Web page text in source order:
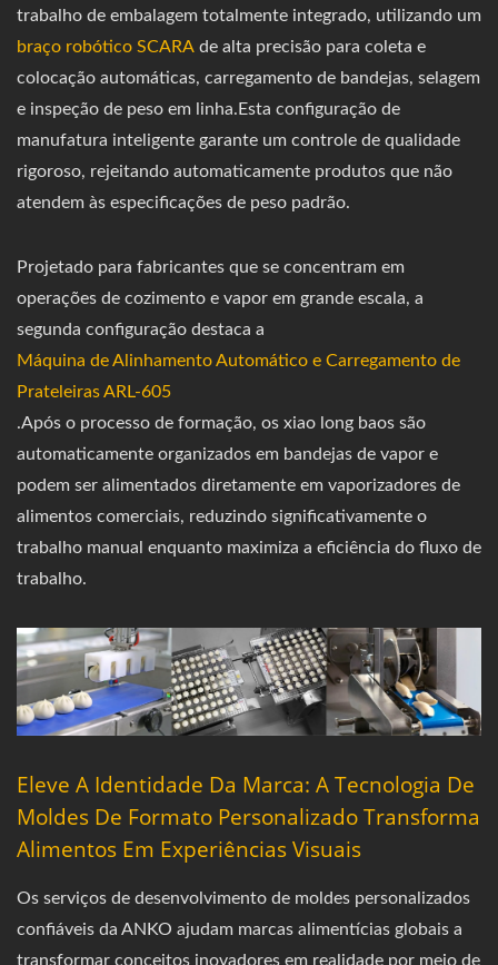
trabalho de embalagem totalmente integrado, utilizando um
braço robótico SCARA de alta precisão para coleta e
colocação automáticas, carregamento de bandejas, selagem
e inspeção de peso em linha.Esta configuração de
manufatura inteligente garante um controle de qualidade
rigoroso, rejeitando automaticamente produtos que não
atendem às especificações de peso padrão.
Projetado para fabricantes que se concentram em
operações de cozimento e vapor em grande escala, a
segunda configuração destaca a
Máquina de Alinhamento Automático e Carregamento de
Prateleiras ARL-605
.Após o processo de formação, os xiao long baos são
automaticamente organizados em bandejas de vapor e
podem ser alimentados diretamente em vaporizadores de
alimentos comerciais, reduzindo significativamente o
trabalho manual enquanto maximiza a eficiência do fluxo de
trabalho.
Eleve A Identidade Da Marca: A Tecnologia De
Moldes De Formato Personalizado Transforma
Alimentos Em Experiências Visuais
Os serviços de desenvolvimento de moldes personalizados
confiáveis da ANKO ajudam marcas alimentícias globais a
transformar conceitos inovadores em realidade por meio de